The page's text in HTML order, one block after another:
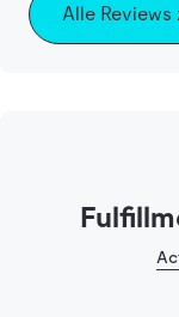
Alle Reviews